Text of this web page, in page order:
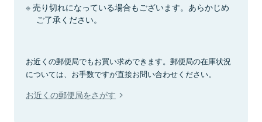
売り切れになっている場合もございます。あらかじめ
ご了承ください。
お近くの郵便局でもお買い求めできます。郵便局の在庫状況
については、お手数ですが直接お問い合わせください。
お近くの郵便局をさがす